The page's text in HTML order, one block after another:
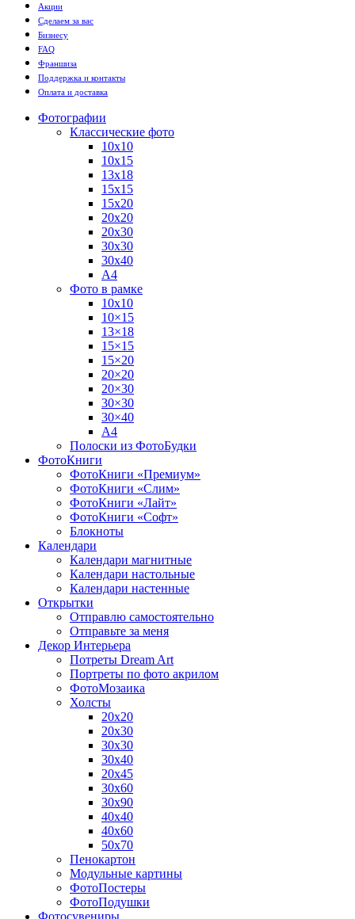
Акции
Сделаем за вас
Бизнесу
FAQ
Франшиза
Поддержка и контакты
Оплата и доставка
Фотографии
Классические фото
10х10
10х15
13х18
15х15
15х20
20х20
20х30
30х30
30х40
А4
Фото в рамке
10х10
10×15
13×18
15×15
15×20
20×20
20×30
30×30
30×40
A4
Полоски из ФотоБудки
ФотоКниги
ФотоКниги «Премиум»
ФотоКниги «Слим»
ФотоКниги «Лайт»
ФотоКниги «Софт»
Блокноты
Календари
Календари магнитные
Календари настольные
Календари настенные
Открытки
Отправлю самостоятельно
Отправьте за меня
Декор Интерьера
Потреты Dream Art
Портреты по фото акрилом
ФотоМозаика
Холсты
20х20
20х30
30х30
30х40
20х45
30х60
30х90
40х40
40х60
50х70
Пенокартон
Модульные картины
ФотоПостеры
ФотоПодушки
Фотоcувениры